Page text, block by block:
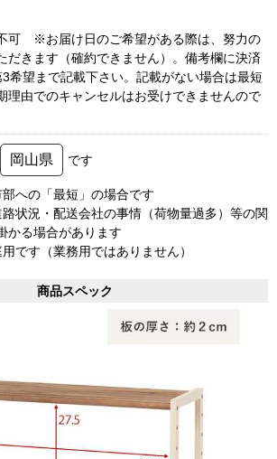
可 ※お届け日のご希望がある際は、努力の
だきます（確約できません）。備考欄に決済
希望まで記載下さい。記載がない場合は最短
理由でのキャンセルはお受けできませんので
岡山県 です
への「最短」の場合です
状況・配送会社の事情（荷物量過多）等の関
かる場合があります
です（業務用ではありません）
商品スペック